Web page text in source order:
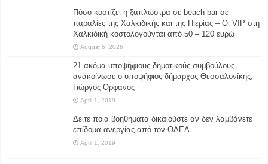
Πόσο κοστίζει η ξαπλώστρα σε beach bar σε
παραλίες της Χαλκιδικής και της Πιερίας – Οι VIP στη
Χαλκιδική κοστολογούνται από 50 – 120 ευρώ
August 6, 2026
21 ακόμα υποψήφιους δημοτικούς συμβούλους
ανακοίνωσε ο υποψήφιος δήμαρχος Θεσσαλονίκης,
Γιώργος Ορφανός
April 1, 2019
Δείτε ποια βοηθήματα δικαιούστε αν δεν λαμβάνετε
επίδομα ανεργίας από τον ΟΑΕΔ
April 1, 2019